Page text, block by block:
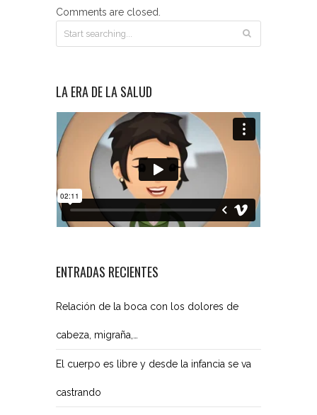
Comments are closed.
LA ERA DE LA SALUD
ENTRADAS RECIENTES
Relación de la boca con los dolores de
cabeza, migraña,…
El cuerpo es libre y desde la infancia se va
castrando